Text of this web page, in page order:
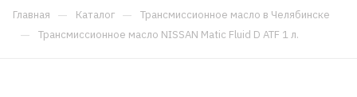
Главная — Каталог — Трансмиссионное масло в Челябинске
— Трансмиссионное масло NISSAN Matic Fluid D ATF 1 л.